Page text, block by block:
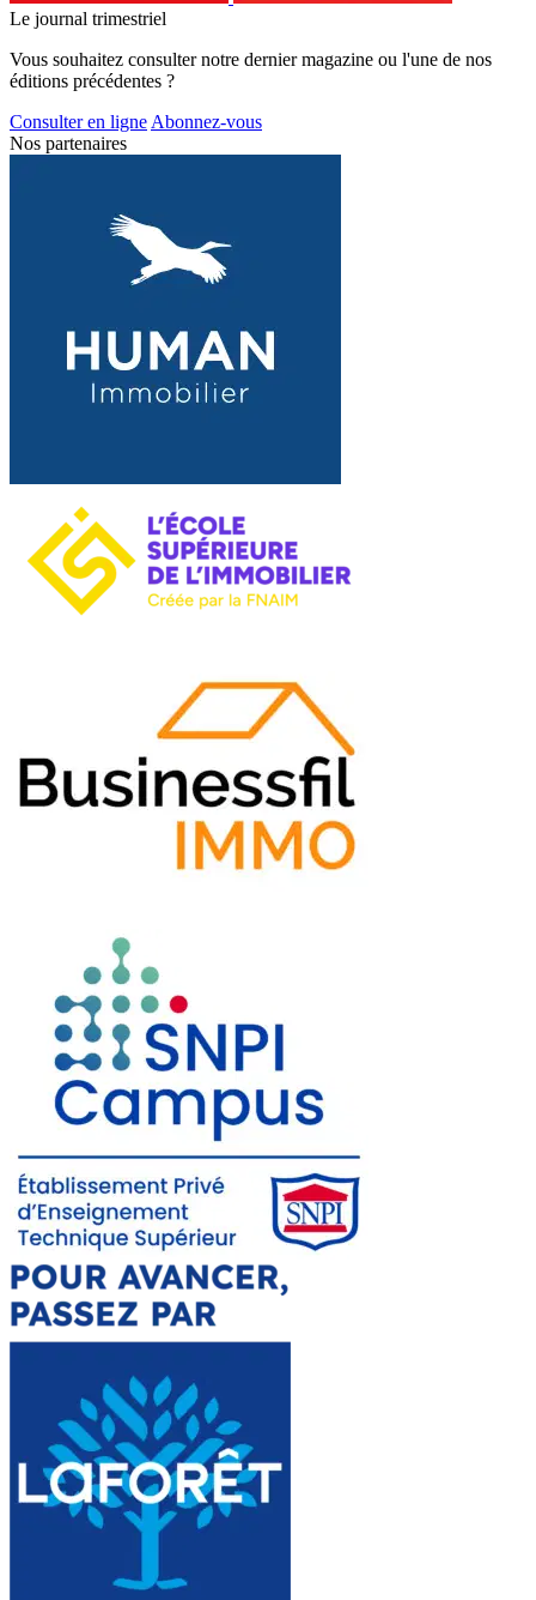
Le journal trimestriel
Vous souhaitez consulter notre dernier magazine ou l'une de nos
éditions précédentes ?
Consulter en ligne Abonnez-vous
Nos partenaires